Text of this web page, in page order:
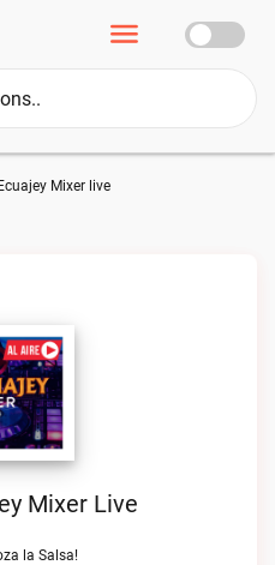
Mixer live
Mixer Live
la Salsa!